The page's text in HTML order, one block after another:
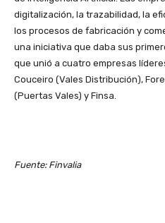
digitalización, la trazabilidad, la
los procesos de fabricación y
una iniciativa que daba sus
que unió a cuatro empresas
Couceiro (Vales Distribución),
(Puertas Vales) y Finsa.
Fuente: Finvalia